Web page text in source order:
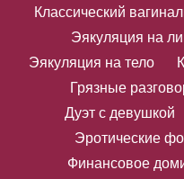
Классический
Эякуляция на
Эякуляция на тело
Грязные
Дуэт с девушкой
Эротические
Финансовое